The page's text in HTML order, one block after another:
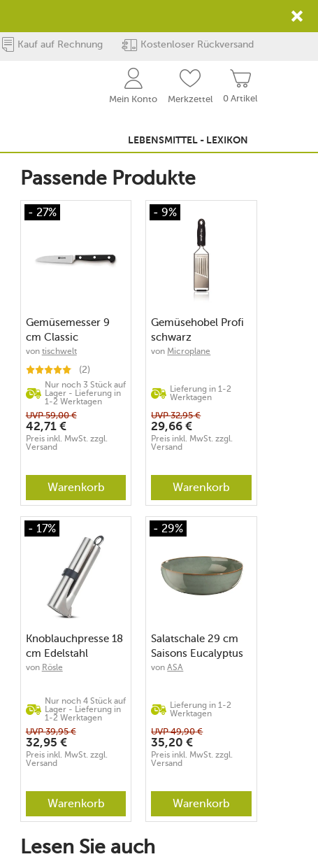
Kauf auf Rechnung Kostenloser Rückversand
0 Artikel
Mein Konto Merkzettel
LEBENSMITTEL - LEXIKON
Passende Produkte
- 27%
Gemüsemesser 9
cm Classic
von tischwelt
(2)
Nur noch 3 Stück auf
Lager - Lieferung in
1-2 Werktagen
UVP59,00 €
42,71 €
Preis inkl. MwSt. zzgl.
Versand
Warenkorb
- 9%
Gemüsehobel Profi
schwarz
von Microplane
Lieferung in 1-2
Werktagen
UVP32,95 €
29,66 €
Preis inkl. MwSt. zzgl.
Versand
Warenkorb
- 17%
Knoblauchpresse 18
cm Edelstahl
von Rösle
Nur noch 4 Stück auf
Lager - Lieferung in
1-2 Werktagen
UVP39,95 €
32,95 €
Preis inkl. MwSt. zzgl.
Versand
Warenkorb
- 29%
Salatschale 29 cm
Saisons Eucalyptus
vonASA
Lieferung in 1-2
Werktagen
UVP49,90 €
35,20 €
Preis inkl. MwSt. zzgl.
Versand
Warenkorb
Lesen Sie auch